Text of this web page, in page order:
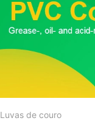
Luvas de couro